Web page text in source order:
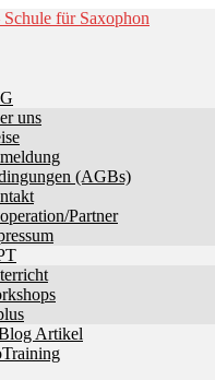
uns
(AGBs)
Partner
Artikel